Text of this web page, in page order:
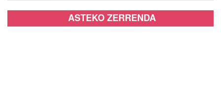
ASTEKO ZERRENDA